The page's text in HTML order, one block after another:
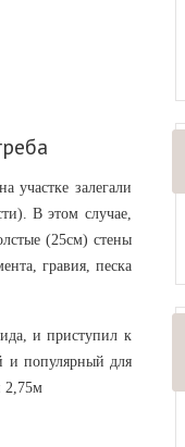
участке залегали
В этом случае,
(25см) стены
гравия, песка
и приступил к
и популярный для
2,75м